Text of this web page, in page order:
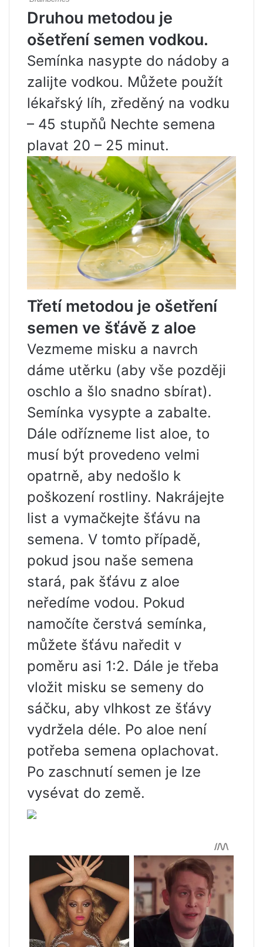
Druhou metodou je
ošetření semen vodkou.
Semínka nasypte do nádoby a
zalijte vodkou. Můžete použít
lékařský líh, zředěný na vodku
– 45 stupňů Nechte semena
plavat 20 – 25 minut.
Třetí metodou je ošetření
semen ve šťávě z aloe
Vezmeme misku a navrch
dáme utěrku (aby vše později
oschlo a šlo snadno sbírat).
Semínka vysypte a zabalte.
Dále odřízneme list aloe, to
musí být provedeno velmi
opatrně, aby nedošlo k
poškození rostliny. Nakrájejte
list a vymačkejte šťávu na
semena. V tomto případě,
pokud jsou naše semena
stará, pak šťávu z aloe
neředíme vodou. Pokud
namočíte čerstvá semínka,
můžete šťávu naředit v
poměru asi 1:2. Dále je třeba
vložit misku se semeny do
sáčku, aby vlhkost ze šťávy
vydržela déle. Po aloe není
potřeba semena oplachovat.
Po zaschnutí semen je lze
vysévat do země.